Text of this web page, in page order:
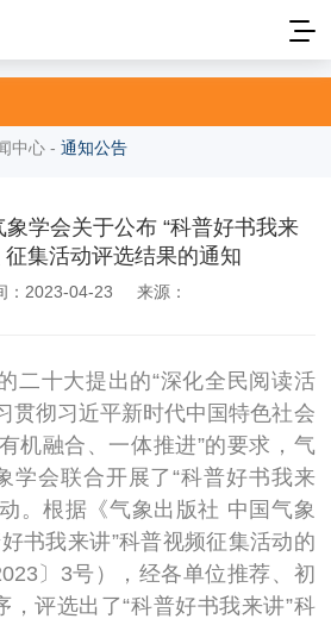
中心 -通知公告
学会关于公布 “科普好书我来
征集活动评选结果的通知
：2023-04-23 来源：
二十大提出的“深化全民阅读活
贯彻习近平新时代中国特色社会
机融合、一体推进”的要求，气
学会联合开展了“科普好书我来
。根据《气象出版社 中国气象
书我来讲”科普视频征集活动的
〕3号），经各单位推荐、初
，评选出了“科普好书我来讲”科